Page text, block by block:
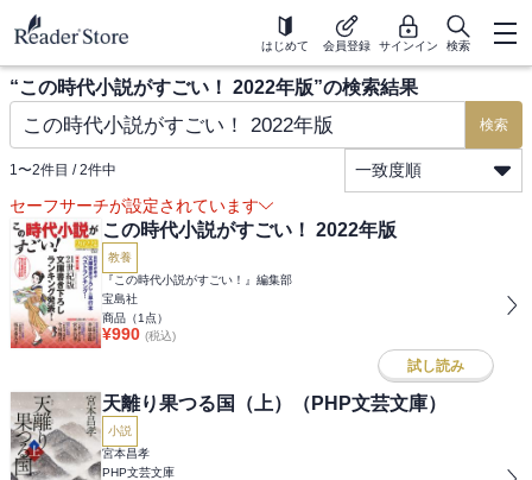
はじめて 会員登録 サインイン 検索
“この時代小説がすごい！ 2022年版”の検索結果
検索
1〜2件目 / 2件中
一致度順
セーフサーチが設定されています
この時代小説がすごい！ 2022年版
教養
『この時代小説がすごい！』編集部
宝島社
商品（1 点）
¥990 (税込)
試し読み
天離り果つる国（上）（PHP文芸文庫）
小説
宮本昌孝
PHP文芸文庫